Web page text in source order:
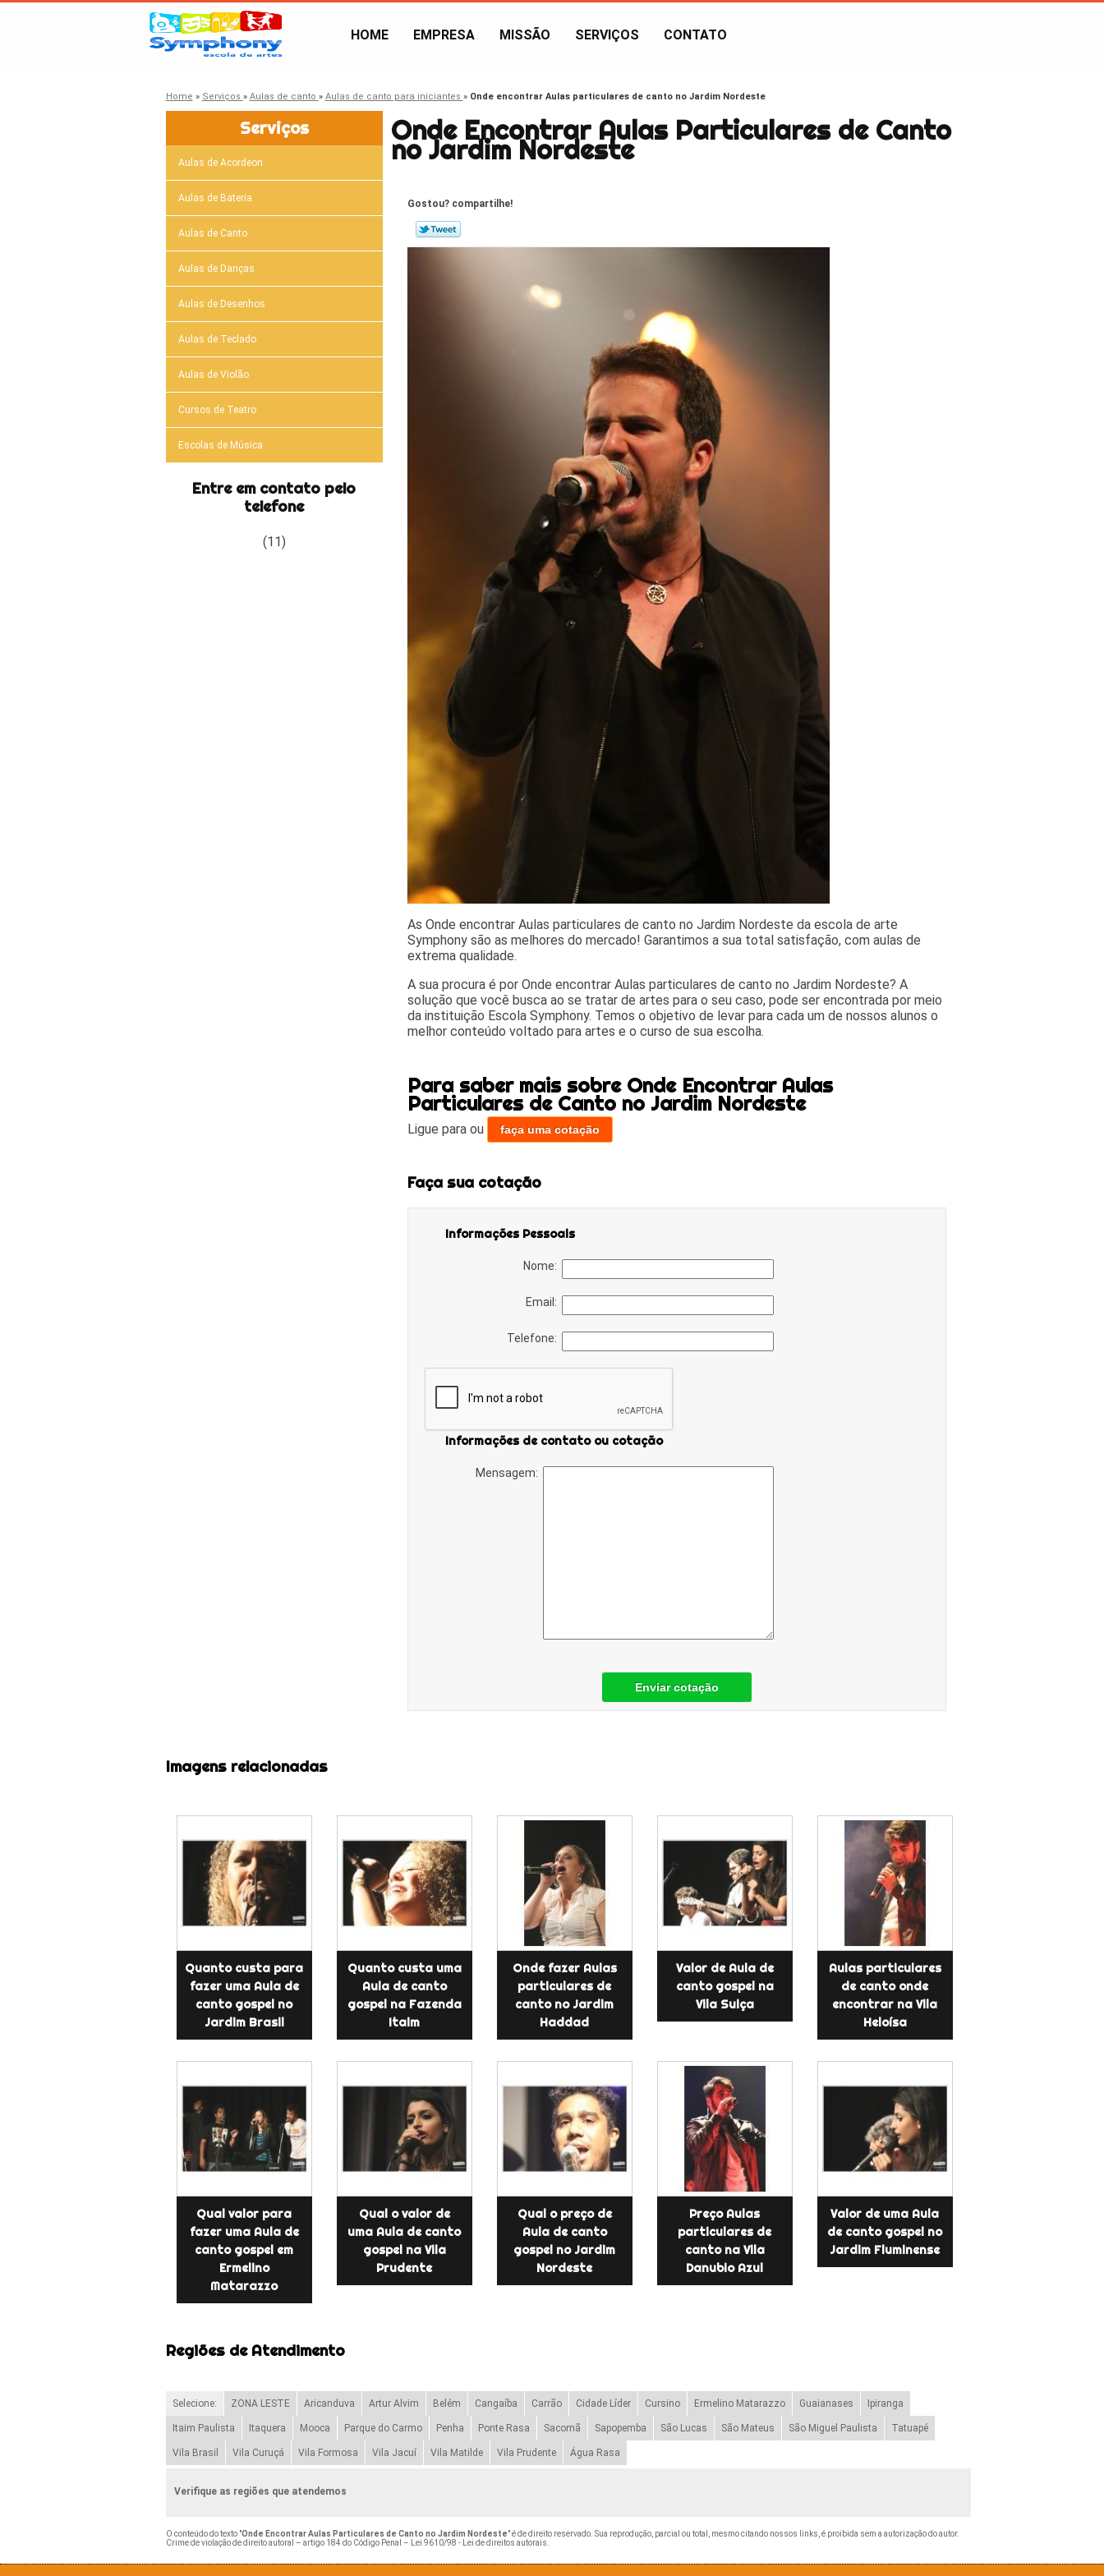
HOME EMPRESA MISSÃO SERVIÇOS CONTATO
Home » Serviços » Aulas de canto » Aulas de canto para iniciantes » Onde encontrar Aulas particulares de canto no Jardim Nordeste
Serviços
Aulas de Acordeon
Aulas de Bateria
Aulas de Canto
Aulas de Danças
Aulas de Desenhos
Aulas de Teclado
Aulas de Violão
Cursos de Teatro
Escolas de Música
Entre em contato pelo
telefone
(11)
Onde Encontrar Aulas Particulares de Canto
no Jardim Nordeste
Gostou? compartilhe!
As Onde encontrar Aulas particulares de canto no Jardim Nordeste da escola de arte
Symphony são as melhores do mercado! Garantimos a sua total satisfação, com aulas de
extrema qualidade.
A sua procura é por Onde encontrar Aulas particulares de canto no Jardim Nordeste? A
solução que você busca ao se tratar de artes para o seu caso, pode ser encontrada por meio
da instituição Escola Symphony. Temos o objetivo de levar para cada um de nossos alunos o
melhor conteúdo voltado para artes e o curso de sua escolha.
Para saber mais sobre Onde Encontrar Aulas
Particulares de Canto no Jardim Nordeste
Ligue para ou faça uma cotação
Faça sua cotação
Informações Pessoais
Nome:
Email:
Telefone:
Informações de contato ou cotação
Mensagem:
Enviar cotação
Imagens relacionadas
Quanto custa para
fazer uma Aula de
canto gospel no
Jardim Brasil
Quanto custa uma
Aula de canto
gospel na Fazenda
Itaim
Onde fazer Aulas
particulares de
canto no Jardim
Haddad
Valor de Aula de
canto gospel na
Vila Suiça
Aulas particulares
de canto onde
encontrar na Vila
Heloísa
Qual valor para
fazer uma Aula de
canto gospel em
Ermelino
Matarazzo
Qual o valor de
uma Aula de canto
gospel na Vila
Prudente
Qual o preço de
Aula de canto
gospel no Jardim
Nordeste
Preço Aulas
particulares de
canto na Vila
Danubio Azul
Valor de uma Aula
de canto gospel no
Jardim Fluminense
Regiões de Atendimento
Selecione: ZONA LESTE Aricanduva Artur Alvim Belém Cangaíba Carrão Cidade Líder Cursino Ermelino Matarazzo Guaianases Ipiranga
Itaim Paulista Itaquera Mooca Parque do Carmo Penha Ponte Rasa Sacomã Sapopemba São Lucas São Mateus São Miguel Paulista Tatuapé
Vila Brasil Vila Curuçá Vila Formosa Vila Jacuí Vila Matilde Vila Prudente Água Rasa
Verifique as regiões que atendemos
O conteúdo do texto "Onde Encontrar Aulas Particulares de Canto no Jardim Nordeste" é de direito reservado. Sua reprodução, parcial ou total, mesmo citando nossos links, é proibida sem a autorização do autor.
Crime de violação de direito autoral – artigo 184 do Código Penal –
Lei 9610/98 - Lei de direitos autorais